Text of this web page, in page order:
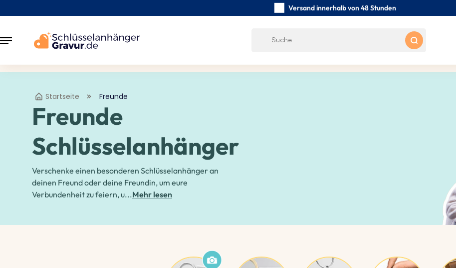
Versand innerhalb von 48 Stunden
Startseite Freunde
Freunde
Schlüsselanhänger
Verschenke einen besonderen Schlüsselanhänger an
deinen Freund oder deine Freundin, um eure
Verbundenheit zu feiern, u...Mehr lesen